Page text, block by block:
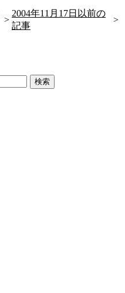
>
2004年11月17日以前の
記事
>